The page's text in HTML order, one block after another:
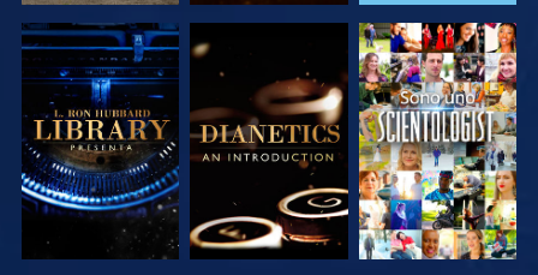
ESPLORA LE
SERIE
ESPLORA LE
SERIE
GUARDA